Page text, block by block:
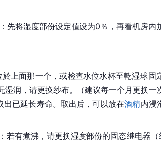
先将湿度部份设定值设为0％，再看机房内
上面那一个，或检查水位水杯至乾湿球固
润，请更换纱布。（建议每一个月更换一
出已延长寿命。取出后，可以放在酒精内浸
若有煮沸，请更换湿度部份的固态继电器（